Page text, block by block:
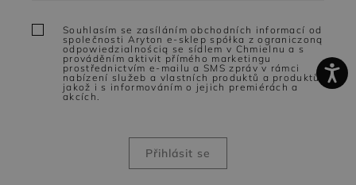
Souhlasím se zasíláním obchodních informací od
společnosti Aryton e-sklep spółka z ograniczoną
odpowiedzialnością se sídlem v Chmielnu a s
prováděním aktivit přímého marketingu
prostřednictvím e-mailu a SMS zpráv v rámci
nabízení služeb a vlastních produktů a produktů,
jakož i s informováním o jejich premiérách a
akcích.